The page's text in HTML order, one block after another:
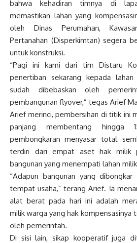
bahwa kehadiran timnya di
memastikan lahan yang
oleh Dinas Perumahan,
Pertanahan (Disperkimtan) segera
untuk konstruksi.
“Pagi ini kami dari tim Distaru
penertiban sekarang kepada
sudah dibebaskan oleh
pembangunan flyover,” tegas Arief
Arief merinci, pembersihan di titik ini
panjang membentang hingga
pembongkaran menyasar total
terdiri dari empat aset hak milik
bangunan yang menempati lahan
“Adapun bangunan yang dibongkar
tempat usaha,” terang Arief. Ia
alat berat pada hari ini adalah
milik warga yang hak kompensasinya
oleh pemerintah.
Di sisi lain, sikap kooperatif juga